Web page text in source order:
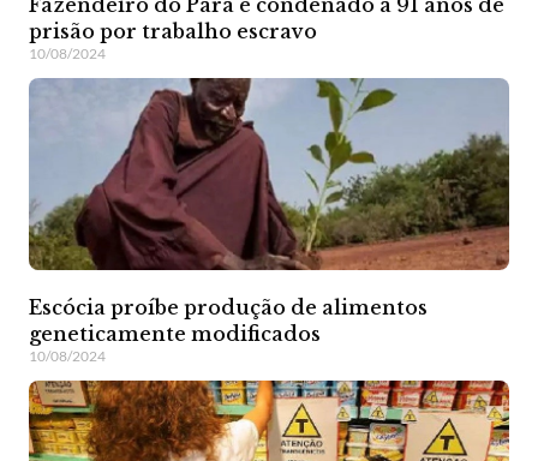
Fazendeiro do Pará é condenado a 91 anos de
prisão por trabalho escravo
10/08/2024
Escócia proíbe produção de alimentos
geneticamente modificados
10/08/2024